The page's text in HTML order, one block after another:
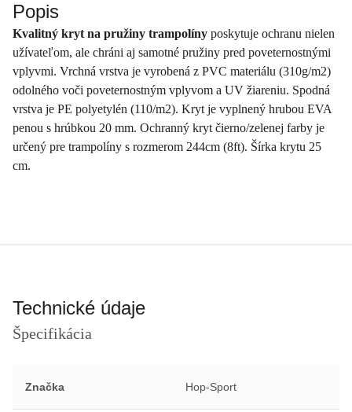
Popis
Kvalitný kryt na pružiny trampolíny poskytuje ochranu nielen
užívateľom, ale chráni aj samotné pružiny pred poveternostnými
vplyvmi. Vrchná vrstva je vyrobená z PVC materiálu (310g/m2)
odolného voči poveternostným vplyvom a UV žiareniu. Spodná
vrstva je PE polyetylén (110/m2). Kryt je vyplnený hrubou EVA
penou s hrúbkou 20 mm. Ochranný kryt čierno/zelenej farby je
určený pre trampolíny s rozmerom 244cm (8ft). Šírka krytu 25
cm.
Technické údaje
Špecifikácia
Značka Hop-Sport